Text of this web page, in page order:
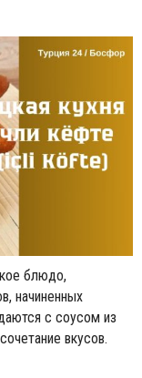
блюдо,
начиненных
с соусом из
вкусов.